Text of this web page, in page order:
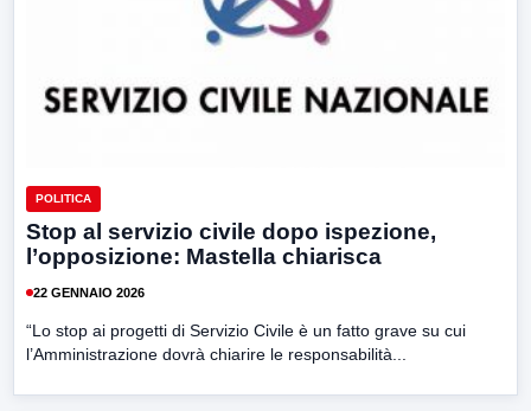
POLITICA
Stop al servizio civile dopo ispezione,
l’opposizione: Mastella chiarisca
22 GENNAIO 2026
“Lo stop ai progetti di Servizio Civile è un fatto grave su cui
l’Amministrazione dovrà chiarire le responsabilità...